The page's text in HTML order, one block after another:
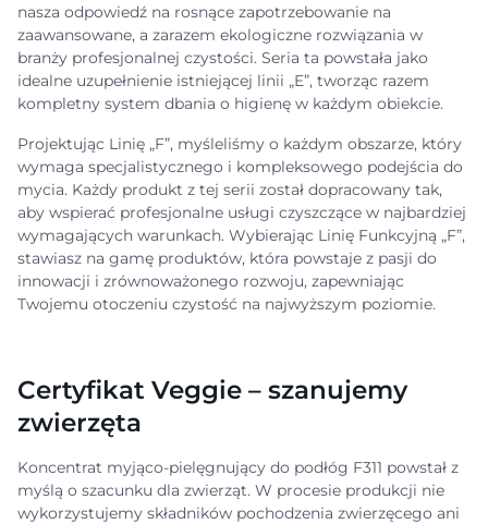
nasza odpowiedź na rosnące zapotrzebowanie na
zaawansowane, a zarazem ekologiczne rozwiązania w
branży profesjonalnej czystości. Seria ta powstała jako
idealne uzupełnienie istniejącej linii „E”, tworząc razem
kompletny system dbania o higienę w każdym obiekcie.
Projektując Linię „F”, myśleliśmy o każdym obszarze, który
wymaga specjalistycznego i kompleksowego podejścia do
mycia. Każdy produkt z tej serii został dopracowany tak,
aby wspierać profesjonalne usługi czyszczące w najbardziej
wymagających warunkach. Wybierając Linię Funkcyjną „F”,
stawiasz na gamę produktów, która powstaje z pasji do
innowacji i zrównoważonego rozwoju, zapewniając
Twojemu otoczeniu czystość na najwyższym poziomie.
Certyfikat Veggie – szanujemy
zwierzęta
Koncentrat myjąco-pielęgnujący do podłóg F311 powstał z
myślą o szacunku dla zwierząt. W procesie produkcji nie
wykorzystujemy składników pochodzenia zwierzęcego ani